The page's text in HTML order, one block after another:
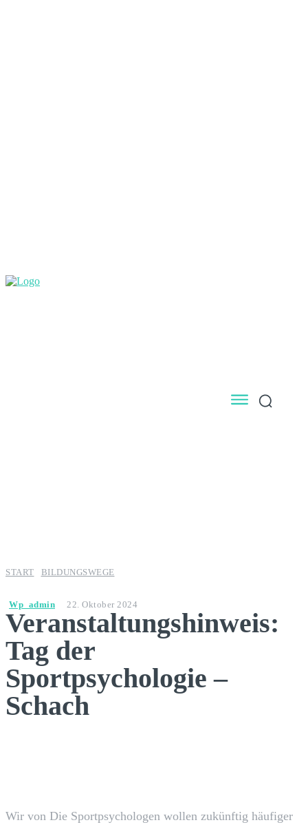
START BILDUNGSWEGE
Wp_admin 22. Oktober 2024
Veranstaltungshinweis:
Tag der
Sportpsychologie –
Schach
Wir von Die Sportpsychologen wollen zukünftig häufiger